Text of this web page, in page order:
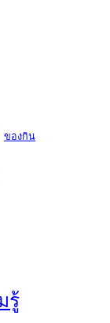
ของกิน
รู้